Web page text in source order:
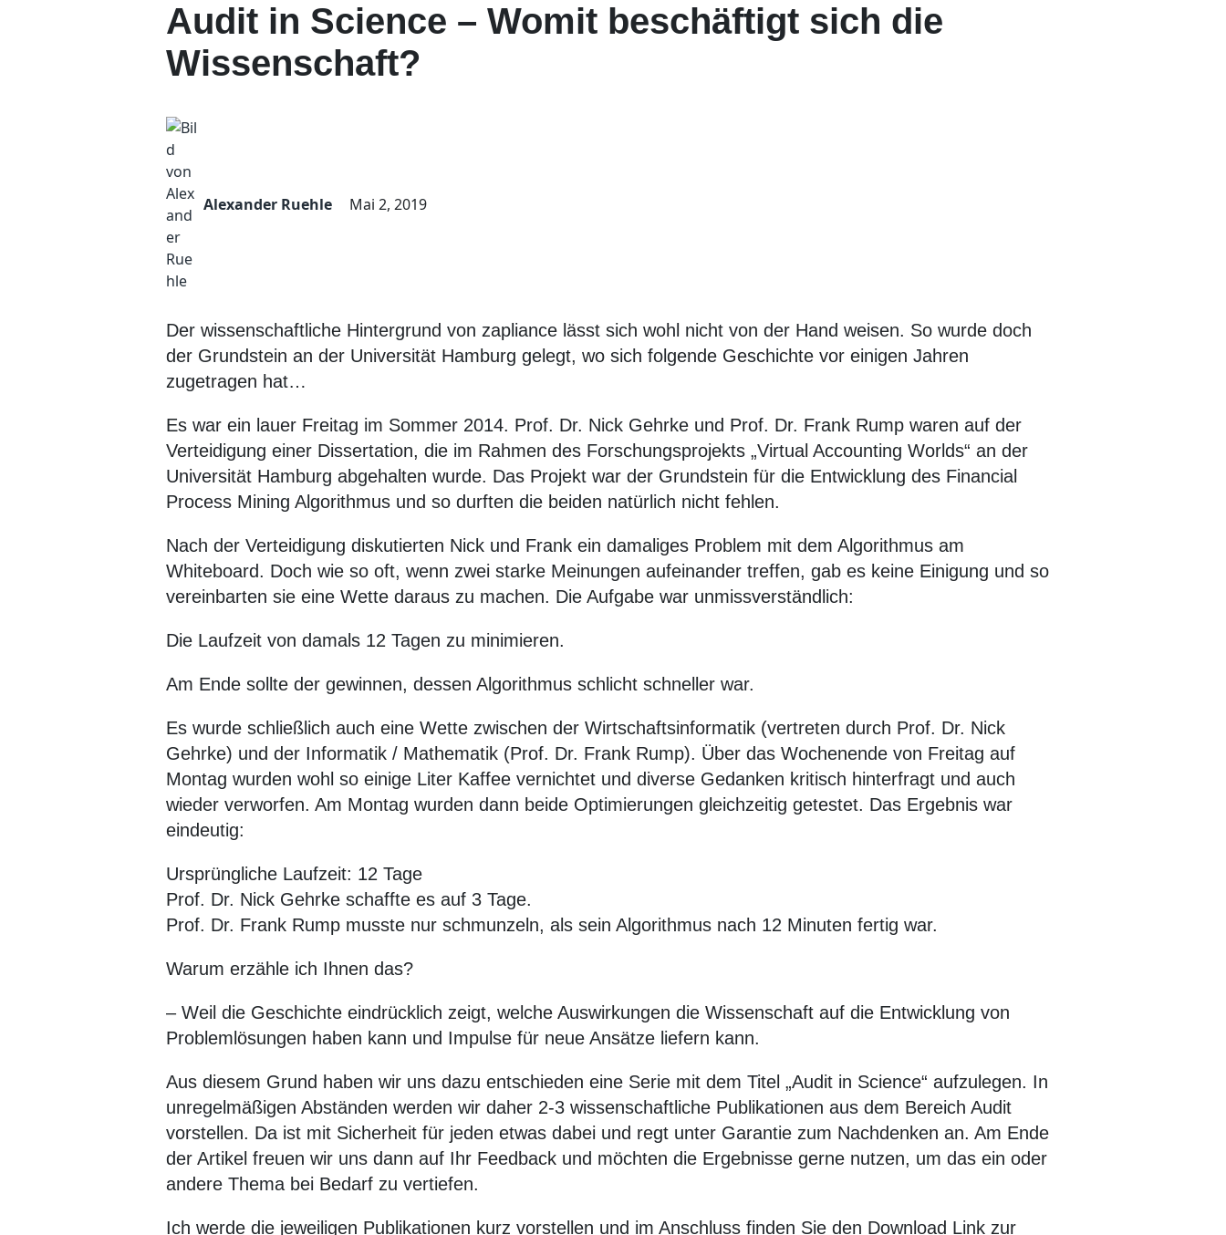
Audit in Science – Womit beschäftigt sich die
Wissenschaft?
Alexander Ruehle Mai 2, 2019
Der wissenschaftliche Hintergrund von zapliance lässt sich wohl nicht von der Hand weisen. So wurde doch
der Grundstein an der Universität Hamburg gelegt, wo sich folgende Geschichte vor einigen Jahren
zugetragen hat…
Es war ein lauer Freitag im Sommer 2014. Prof. Dr. Nick Gehrke und Prof. Dr. Frank Rump waren auf der
Verteidigung einer Dissertation, die im Rahmen des Forschungsprojekts „Virtual Accounting Worlds“ an der
Universität Hamburg abgehalten wurde. Das Projekt war der Grundstein für die Entwicklung des Financial
Process Mining Algorithmus und so durften die beiden natürlich nicht fehlen.
Nach der Verteidigung diskutierten Nick und Frank ein damaliges Problem mit dem Algorithmus am
Whiteboard. Doch wie so oft, wenn zwei starke Meinungen aufeinander treffen, gab es keine Einigung und so
vereinbarten sie eine Wette daraus zu machen. Die Aufgabe war unmissverständlich:
Die Laufzeit von damals 12 Tagen zu minimieren.
Am Ende sollte der gewinnen, dessen Algorithmus schlicht schneller war.
Es wurde schließlich auch eine Wette zwischen der Wirtschaftsinformatik (vertreten durch Prof. Dr. Nick
Gehrke) und der Informatik / Mathematik (Prof. Dr. Frank Rump). Über das Wochenende von Freitag auf
Montag wurden wohl so einige Liter Kaffee vernichtet und diverse Gedanken kritisch hinterfragt und auch
wieder verworfen. Am Montag wurden dann beide Optimierungen gleichzeitig getestet. Das Ergebnis war
eindeutig:
Ursprüngliche Laufzeit: 12 Tage
Prof. Dr. Nick Gehrke schaffte es auf 3 Tage.
Prof. Dr. Frank Rump musste nur schmunzeln, als sein Algorithmus nach 12 Minuten fertig war.
Warum erzähle ich Ihnen das?
– Weil die Geschichte eindrücklich zeigt, welche Auswirkungen die Wissenschaft auf die Entwicklung von
Problemlösungen haben kann und Impulse für neue Ansätze liefern kann.
Aus diesem Grund haben wir uns dazu entschieden eine Serie mit dem Titel „Audit in Science“ aufzulegen. In
unregelmäßigen Abständen werden wir daher 2-3 wissenschaftliche Publikationen aus dem Bereich Audit
vorstellen. Da ist mit Sicherheit für jeden etwas dabei und regt unter Garantie zum Nachdenken an. Am Ende
der Artikel freuen wir uns dann auf Ihr Feedback und möchten die Ergebnisse gerne nutzen, um das ein oder
andere Thema bei Bedarf zu vertiefen.
Ich werde die jeweiligen Publikationen kurz vorstellen und im Anschluss finden Sie den Download Link zur